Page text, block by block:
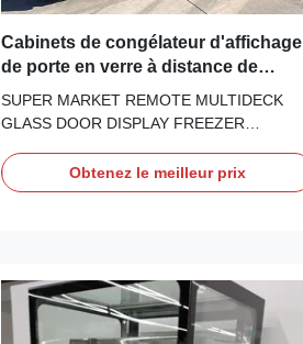
Cabinets de congélateur d'affichage
de porte en verre à distance de
quatre de marché superbe Multideck
SUPER MARKET REMOTE MULTIDECK
GLASS DOOR DISPLAY FREEZER
freezers offer an upright, multi-deck upright
option allowing a larger display area with
Obtenez le meilleur prix